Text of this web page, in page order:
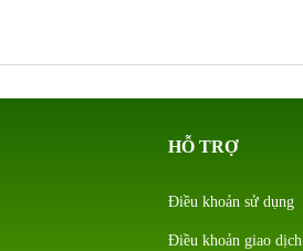
HỖ TRỢ
Điều khoản sử dụng
Điều khoản giao dịch